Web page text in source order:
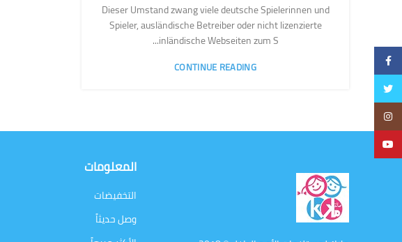
Dieser Umstand zwang viele deutsche Spielerinnen und
Spieler, ausländische Betreiber oder nicht lizenzierte
inländische Webseiten zum S...
CONTINUE READING
المعلومات
التخفيضات
وصل حديثاً